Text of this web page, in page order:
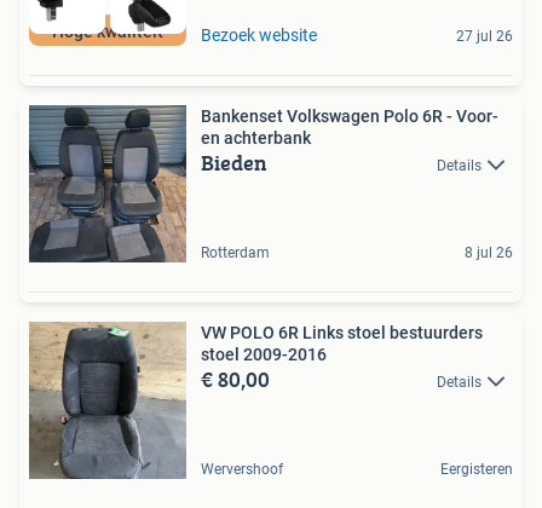
Hoge kwaliteit Bezoek website 27 jul 26
Bankenset Volkswagen Polo 6R - Voor-
en achterbank
Bieden Details
Rotterdam 8 jul 26
VW POLO 6R Links stoel bestuurders
stoel 2009-2016
€ 80,00 Details
Wervershoof Eergisteren